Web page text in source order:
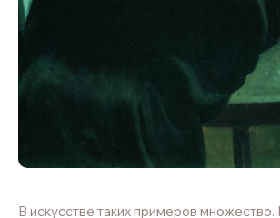
В искусстве таких примеров